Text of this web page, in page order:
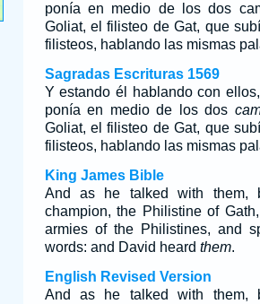
ponía en medio de los dos
Goliat, el filisteo de Gat, que
filisteos, hablando las mismas
Sagradas Escrituras 1569
Y estando él hablando con
ponía en medio de los dos
Goliat, el filisteo de Gat, que
filisteos, hablando las mismas
King James Bible
And as he talked with them,
champion, the Philistine of
armies of the Philistines, and
words: and David heard them.
English Revised Version
And as he talked with them,